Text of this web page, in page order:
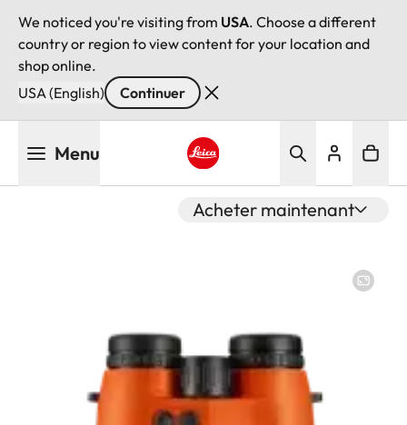
We noticed you're visiting from USA. Choose a different
country or region to view content for your location and
shop online.
USA (English)
Continuer
Menu
Acheter maintenant